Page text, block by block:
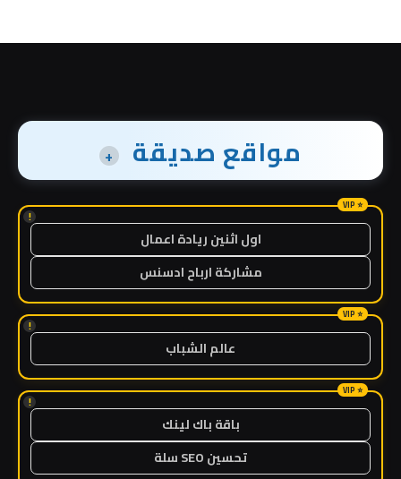
مواقع صديقة +
!
اول اثنين ريادة اعمال
مشاركة ارباح ادسنس
!
عالم الشباب
!
باقة باك لينك
تحسين SEO سلة